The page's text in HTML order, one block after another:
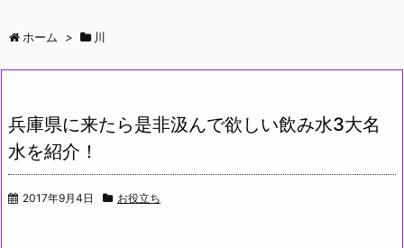
ホーム > 川
兵庫県に来たら是非汲んで欲しい飲み水3大名
水を紹介！
2017年9月4日 お役立ち